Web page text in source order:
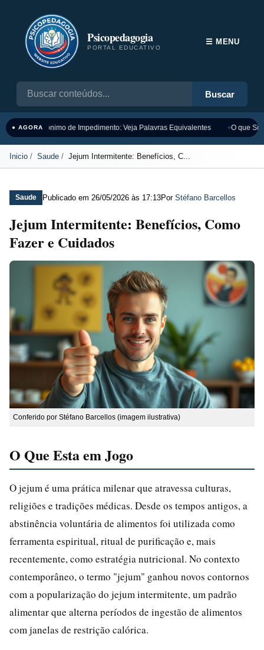
Psicopedagogia
PORTAL EDUCATIVO
Buscar
☰ MENU
● AGORASinônimo de Impedimento: Veja Palavras Equivalentes O que
Inicio Saude Jejum Intermitente: Benefícios, C...
Saude Publicado em 26/05/2026 às 17:13Por Stéfano Barcellos
Jejum Intermitente: Benefícios, Como
Fazer e Cuidados
Conferido por Stéfano Barcellos (imagem ilustrativa)
O Que Esta em Jogo
O jejum é uma prática milenar que atravessa culturas,
religiões e tradições médicas. Desde os tempos antigos, a
abstinência voluntária de alimentos foi utilizada como
ferramenta espiritual, ritual de purificação e, mais
recentemente, como estratégia nutricional. No contexto
contemporâneo, o termo "jejum" ganhou novos contornos
com a popularização do jejum intermitente, um padrão
alimentar que alterna períodos de ingestão de alimentos
com janelas de restrição calórica.